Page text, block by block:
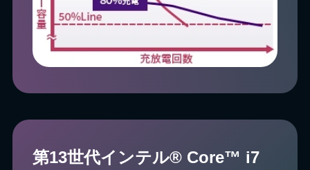
第13世代インテル® Core™ i7